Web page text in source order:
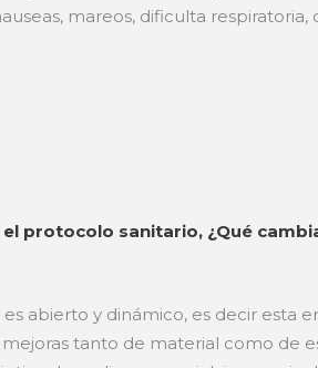
mareos, dificulta respiratoria,
protocolo sanitario, ¿Qué
abierto y dinámico, es decir esta
tanto de material como de